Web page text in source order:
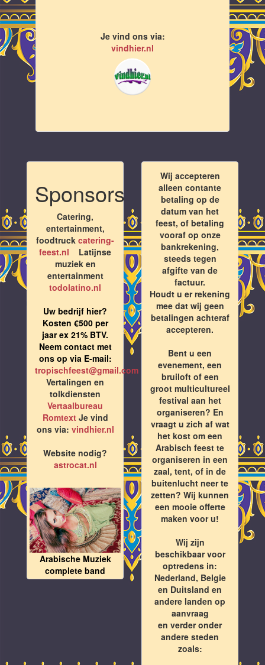
Je vind ons via:
vindhier.nl
Sponsors
Catering,
entertainment,
foodtruck catering-
feest.nl Latijnse
muziek en
entertainment
todolatino.nl
Uw bedrijf hier?
Kosten €500 per
jaar ex 21% BTV.
Neem contact met
ons op via E-mail:
tropischfeest@gmail.com
Vertalingen en
tolkdiensten
Vertaalbureau
RomtextJe vind
ons via: vindhier.nl
Website nodig?
astrocat.nl
Arabische Muziek
complete band
Wij accepteren
alleen contante
betaling op de
datum van het
feest, of betaling
vooraf op onze
bankrekening,
steeds tegen
afgifte van de
factuur.
Houdt u er rekening
mee dat wij geen
betalingen achteraf
accepteren.
Bent u een
evenement, een
bruiloft of een
groot multicultureel
festival aan het
organiseren? En
vraagt u zich af wat
het kost om een
Arabisch feest te
organiseren in een
zaal, tent, of in de
buitenlucht neer te
zetten? Wij kunnen
een mooie offerte
maken voor u!
Wij zijn
beschikbaar voor
optredens in:
Nederland, Belgie
en Duitsland en
andere landen op
aanvraag
en verder onder
andere steden
zoals: